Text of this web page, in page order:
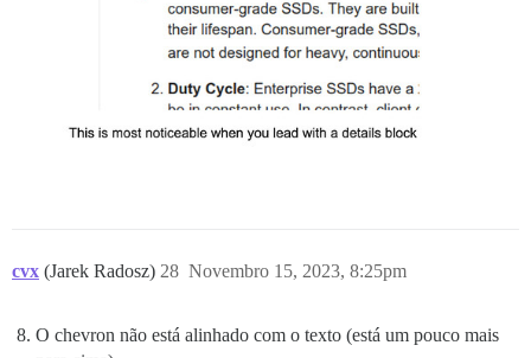
cvx (Jarek Radosz) Novembro 15, 2023, 8:25pm
28
O chevron não está alinhado com o texto (está um pouco mais